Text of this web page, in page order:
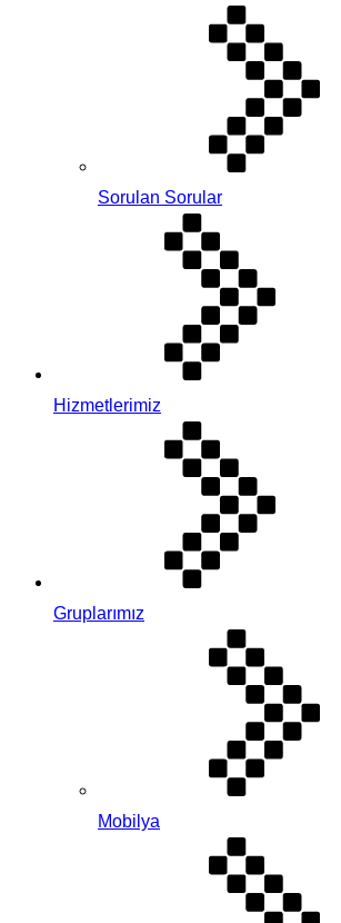
Sorulan Sorular
Hizmetlerimiz
Gruplarımız
Mobilya